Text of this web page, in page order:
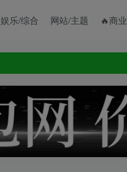
娱乐/综合 网站/主题 🔥商